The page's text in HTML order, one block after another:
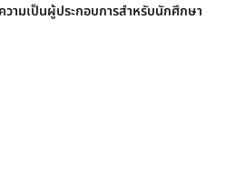
ามเป็นผู้ประกอบการสำหรับนักศึกษา